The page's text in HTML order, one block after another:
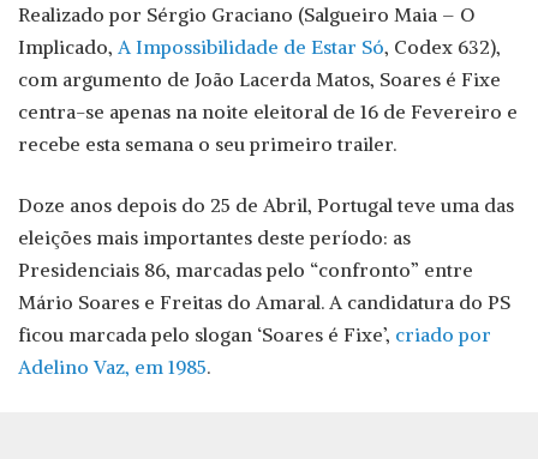
Realizado por Sérgio Graciano (Salgueiro Maia – O
Implicado, A Impossibilidade de Estar Só, Codex 632),
com argumento de João Lacerda Matos, Soares é Fixe
centra-se apenas na noite eleitoral de 16 de Fevereiro e
recebe esta semana o seu primeiro trailer.
Doze anos depois do 25 de Abril, Portugal teve uma das
eleições mais importantes deste período: as
Presidenciais 86, marcadas pelo “confronto” entre
Mário Soares e Freitas do Amaral. A candidatura do PS
ficou marcada pelo slogan ‘Soares é Fixe’, criado por
Adelino Vaz, em 1985.